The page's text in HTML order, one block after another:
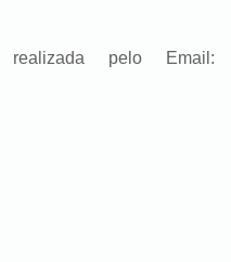
pelo Email: